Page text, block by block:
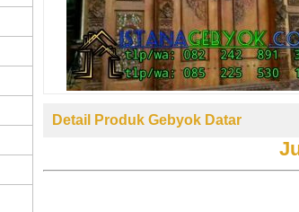
Detail Produk Gebyok Datar